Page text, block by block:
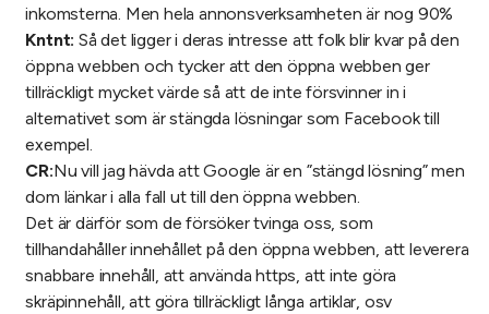
inkomsterna. Men hela annonsverksamheten är nog 90%
Kntnt: Så det ligger i deras intresse att folk blir kvar på den
öppna webben och tycker att den öppna webben ger
tillräckligt mycket värde så att de inte försvinner in i
alternativet som är stängda lösningar som Facebook till
exempel.
CR:Nu vill jag hävda att Google är en ”stängd lösning” men
dom länkar i alla fall ut till den öppna webben.
Det är därför som de försöker tvinga oss, som
tillhandahåller innehållet på den öppna webben, att leverera
snabbare innehåll, att använda https, att inte göra
skräpinnehåll, att göra tillräckligt långa artiklar, osv